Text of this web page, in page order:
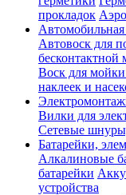
прокладок
Автовоск для
бесконтактной
Воск для
наклеек и
Вилки для
Сетевые
Батарейки,
Алкалиновые
батарейки
устройства